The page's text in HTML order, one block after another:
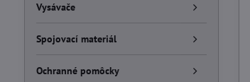
Vysávače
Spojovací materiál
Ochranné pomôcky